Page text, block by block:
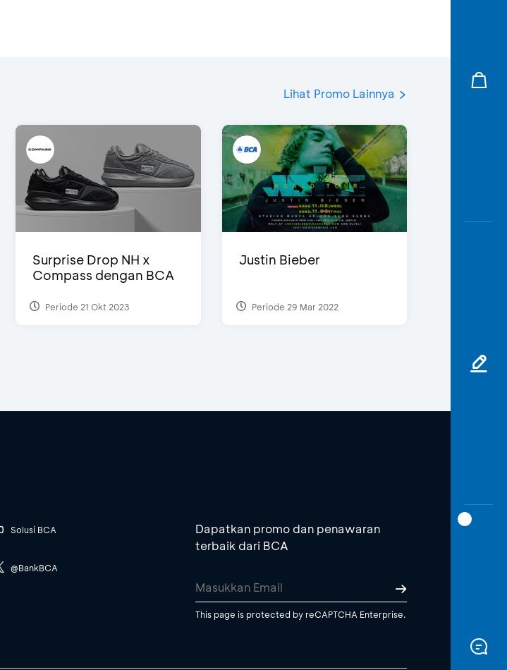
Lihat Promo Lainnya
Surprise Drop NH x
Compass dengan BCA
Periode 21 Okt 2023
Justin Bieber
Periode 29 Mar 2022
Solusi BCA
@BankBCA
Dapatkan promo dan penawaran
terbaik dari BCA
This page is protected by reCAPTCHA Enterprise.